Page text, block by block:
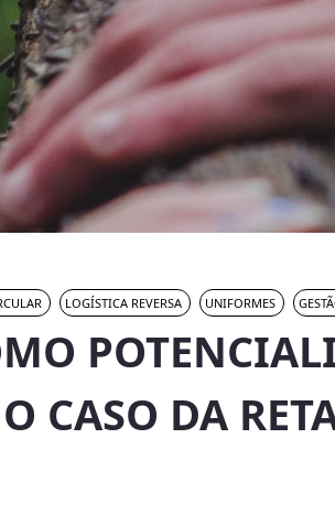
LOGÍSTICA REVERSA UNIFORMES
CASO DA